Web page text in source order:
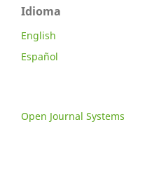
Idioma
English
Español
Open Journal Systems